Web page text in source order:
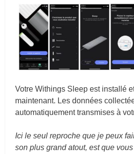
Votre Withings Sleep est installé
maintenant. Les données
automatiquement transmises à
Ici le seul reproche que je peux
son plus grand atout, est que